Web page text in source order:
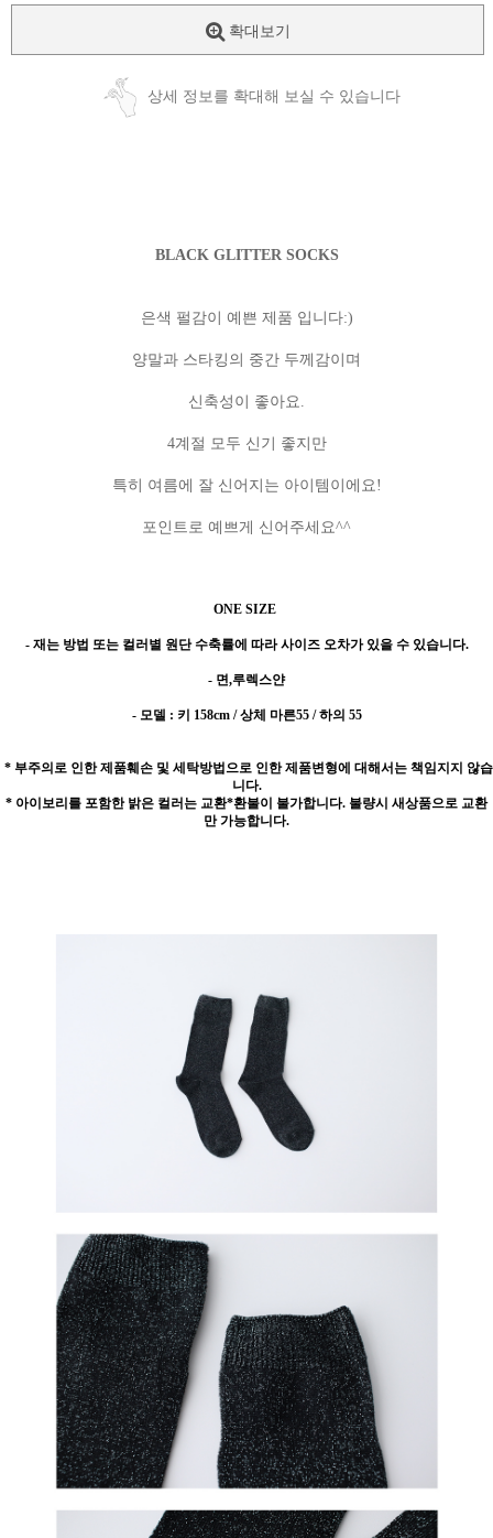
확대보기
상세 정보를 확대해 보실 수 있습니다
BLACK GLITTER SOCKS
은색 펄감이 예쁜 제품 입니다:)
양말과 스타킹의 중간 두께감이며
신축성이 좋아요.
4계절 모두 신기 좋지만
특히 여름에 잘 신어지는 아이템이에요!
포인트로 예쁘게 신어주세요^^
ONE SIZE
- 재는 방법 또는 컬러별 원단 수축률에 따라 사이즈 오차가 있을 수 있습니다.
- 면,루렉스얀
- 모델 : 키 158cm / 상체 마른55 / 하의 55
* 부주의로 인한 제품훼손 및 세탁방법으로 인한 제품변형에 대해서는 책임지지 않습
니다.
* 아이보리를 포함한 밝은 컬러는 교환*환불이 불가합니다. 불량시 새상품으로 교환
만 가능합니다.